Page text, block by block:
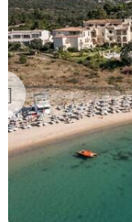
Previous